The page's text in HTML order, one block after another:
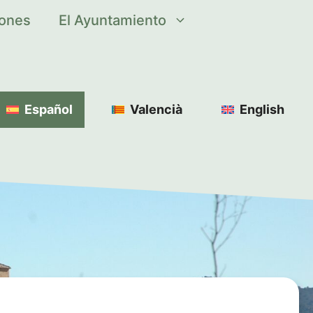
El Ayuntamiento
Español Valencià English